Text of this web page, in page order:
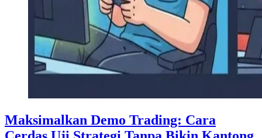
Maksimalkan Demo Trading: Cara